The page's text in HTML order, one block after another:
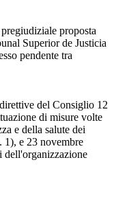
proposta
Superior de Justicia
pendente tra
del Consiglio 12
di misure volte
e della salute dei
e 23 novembre
dell'organizzazione